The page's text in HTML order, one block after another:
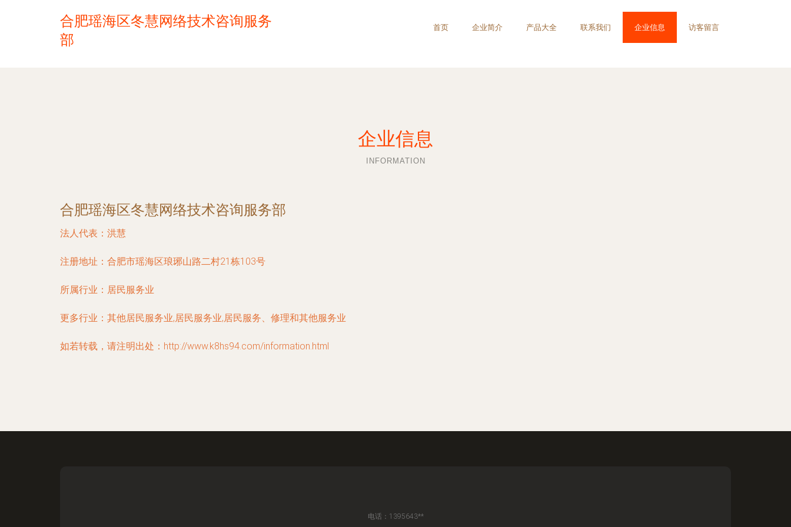
合肥瑶海区冬慧网络技术咨询服务
部
首页 企业简介 产品大全 联系我们 企业信息 访客留言
企业信息
INFORMATION
合肥瑶海区冬慧网络技术咨询服务部
法人代表： 洪慧
注册地址： 合肥市瑶海区琅琊山路二村21栋103号
所属行业： 居民服务业
更多行业： 其他居民服务业,居民服务业,居民服务、修理和其他服务业
如若转载，请注明出处：http://www.k8hs94.com/information.html
电话：1395643**